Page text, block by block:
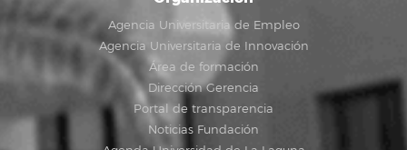
Agencia Universitaria de Empleo
Agencia Universitaria de Innovación
Área de formación
Dirección Gerencia
Portal de transparencia
Noticias Fundación